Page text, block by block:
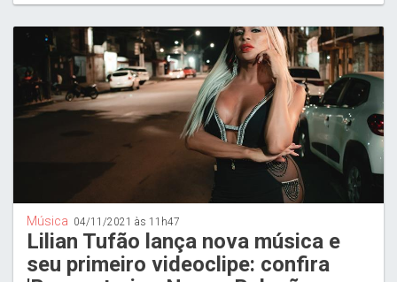
Música 04/11/2021 às 11h47
Lilian Tufão lança nova música e
seu primeiro videoclipe: confira